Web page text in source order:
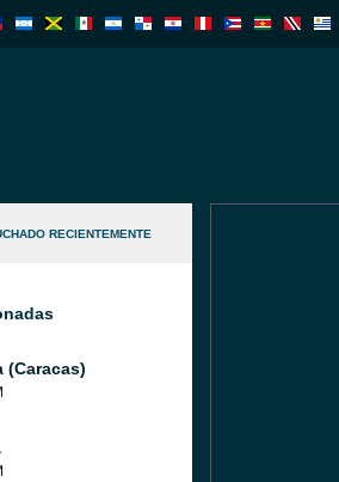
RECIENTEMENTE
(Caracas)